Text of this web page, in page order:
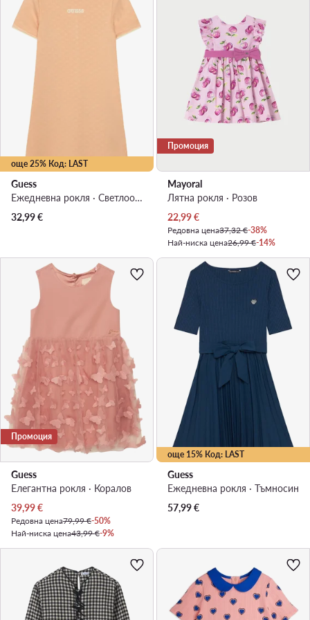
още 25% Код: LAST
Guess
Ежедневна рокля · Светлооранжев
32,99€
Промоция
Mayoral
Лятна рокля · Розов
Актуална цена
22,99€
Редовна цена37,32 €-38%
Най-ниска цена26,99 €-14%
Промоция
Guess
Елегантна рокля · Коралов
Актуална цена
39,99€
Редовна цена79,99 €-50%
Най-ниска цена43,99 €-9%
още 15% Код: LAST
Guess
Ежедневна рокля · Тъмносин
57,99€